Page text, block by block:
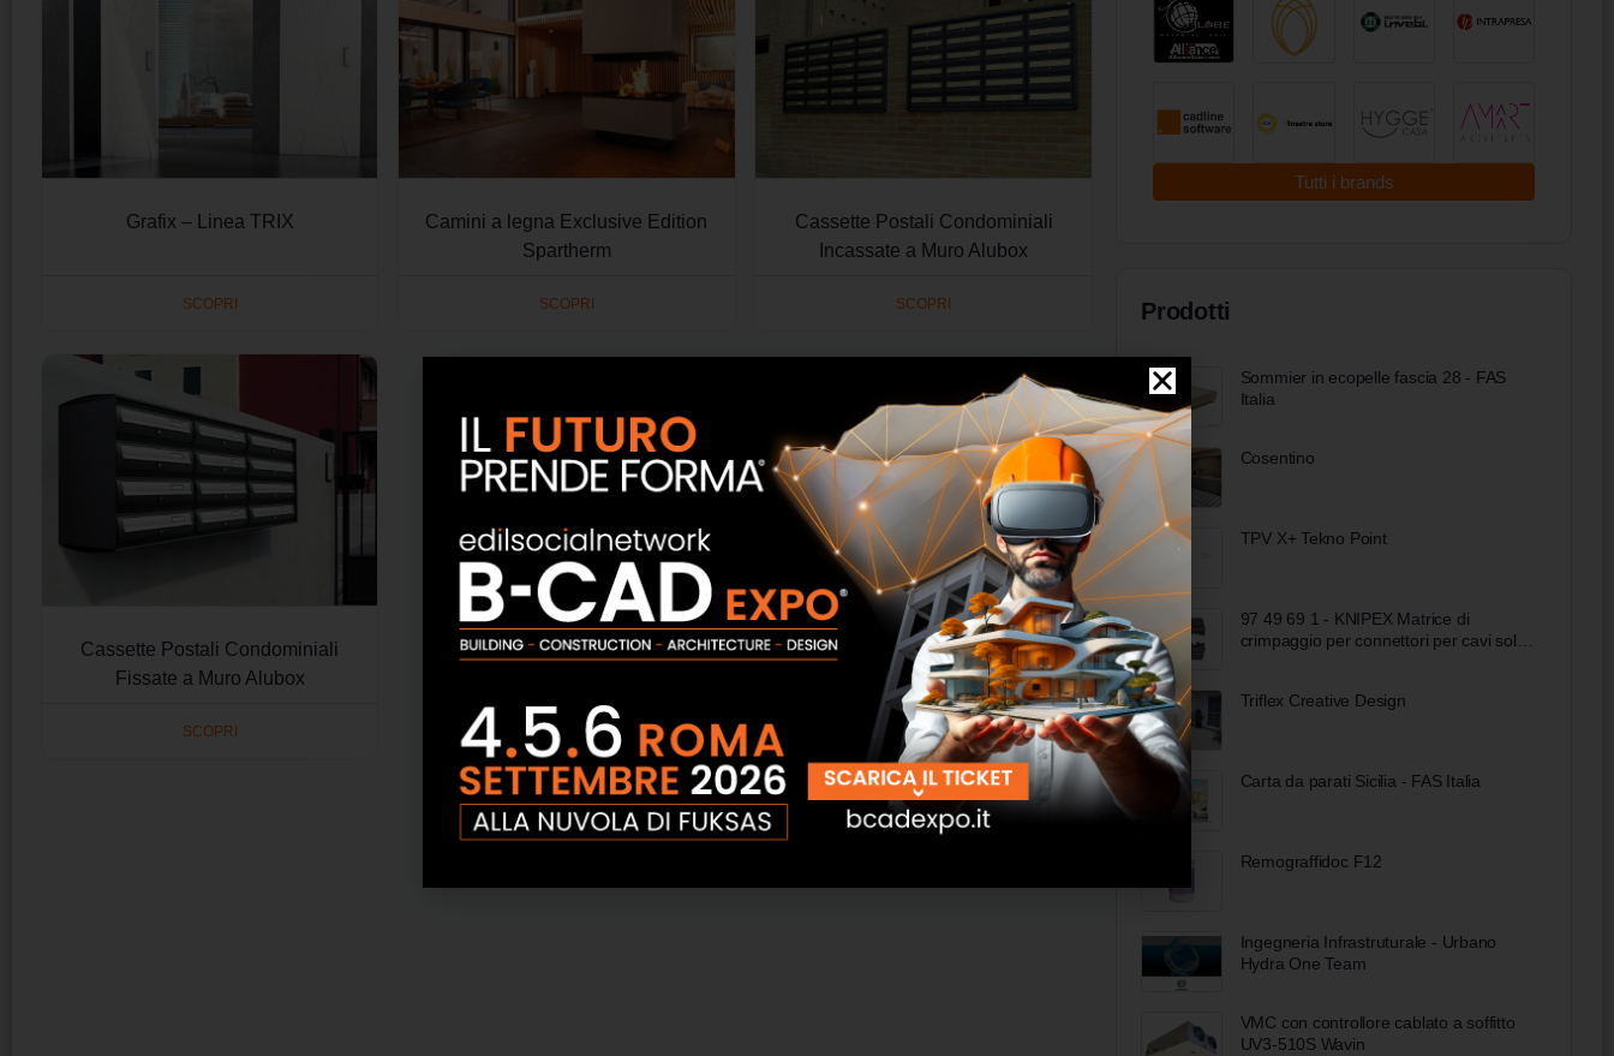
Grafix – Linea TRIX
SCOPRI
Camini a legna Exclusive Edition
Spartherm
SCOPRI
Cassette Postali Condominiali
Incassate a Muro Alubox
SCOPRI
Cassette Postali Condominiali
Fissate a Muro Alubox
SCOPRI
Tutti i brands
Prodotti
Sommier in ecopelle fascia 28 - FAS
Italia
Cosentino
TPV X+ Tekno Point
97 49 69 1 - KNIPEX Matrice di
crimpaggio per connettori per cavi solari
Triflex Creative Design
Carta da parati Sicilia - FAS Italia
Remograffidoc F12
Ingegneria Infrastruturale - Urbano
Hydra One Team
VMC con controllore cablato a soffitto
UV3-510S Wavin